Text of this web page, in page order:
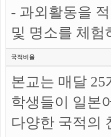
- 과외활동을
및 명소를 체험
국적비율
본교는 매달
학생들이 일본
다양한 국적의